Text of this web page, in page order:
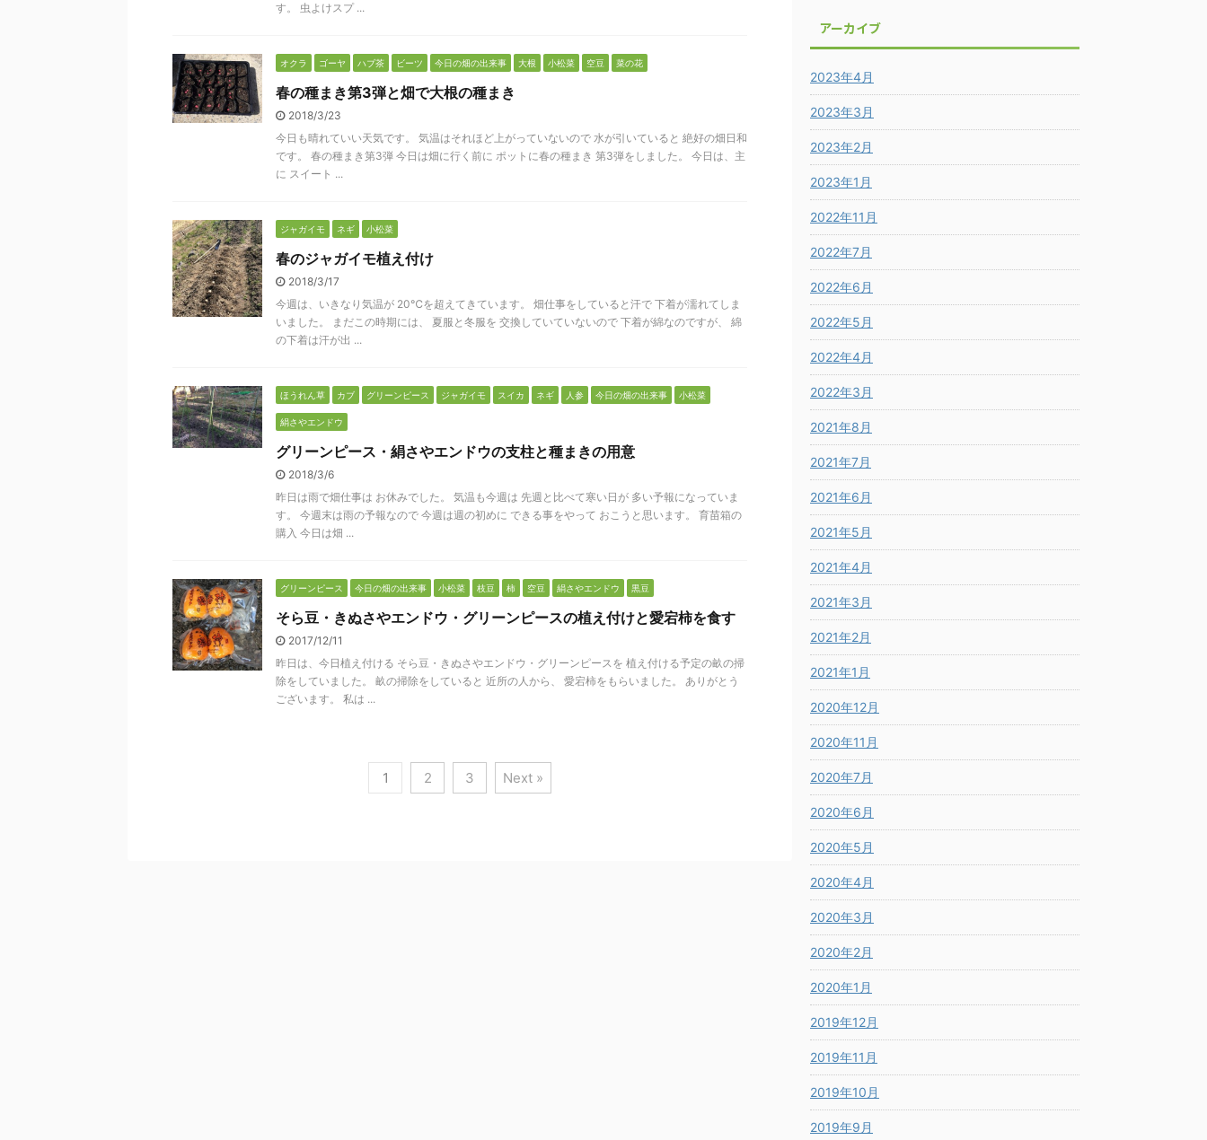
す。 虫よけスプ ...
オクラ ゴーヤ ハブ茶 ビーツ 今日の畑の出来事 大根 小松菜 空豆 菜の花
春の種まき第3弾と畑で大根の種まき
2018/3/23
今日も晴れていい天気です。 気温はそれほど上がっていないので 水が引いていると 絶好の畑日和
です。 春の種まき第3弾 今日は畑に行く前に ポットに春の種まき 第3弾をしました。 今日は、主
に スイート ...
ジャガイモ ネギ 小松菜
春のジャガイモ植え付け
2018/3/17
今週は、いきなり気温が 20℃を超えてきています。 畑仕事をしていると汗で 下着が濡れてしま
いました。 まだこの時期には、 夏服と冬服を 交換していていないので 下着が綿なのですが、 綿
の下着は汗が出 ...
ほうれん草 カブ グリーンピース ジャガイモ スイカ ネギ 人参 今日の畑の出来事 小松菜
絹さやエンドウ
グリーンピース・絹さやエンドウの支柱と種まきの用意
2018/3/6
昨日は雨で畑仕事は お休みでした。 気温も今週は 先週と比べて寒い日が 多い予報になっていま
す。 今週末は雨の予報なので 今週は週の初めに できる事をやって おこうと思います。 育苗箱の
購入 今日は畑 ...
グリーンピース 今日の畑の出来事 小松菜 枝豆 柿 空豆 絹さやエンドウ 黒豆
そら豆・きぬさやエンドウ・グリーンピースの植え付けと愛宕柿を食す
2017/12/11
昨日は、今日植え付ける そら豆・きぬさやエンドウ・グリーンピースを 植え付ける予定の畝の掃
除をしていました。 畝の掃除をしていると 近所の人から、 愛宕柿をもらいました。 ありがとう
ございます。 私は ...
1 2 3 Next »
アーカイブ
2023年4月
2023年3月
2023年2月
2023年1月
2022年11月
2022年7月
2022年6月
2022年5月
2022年4月
2022年3月
2021年8月
2021年7月
2021年6月
2021年5月
2021年4月
2021年3月
2021年2月
2021年1月
2020年12月
2020年11月
2020年7月
2020年6月
2020年5月
2020年4月
2020年3月
2020年2月
2020年1月
2019年12月
2019年11月
2019年10月
2019年9月